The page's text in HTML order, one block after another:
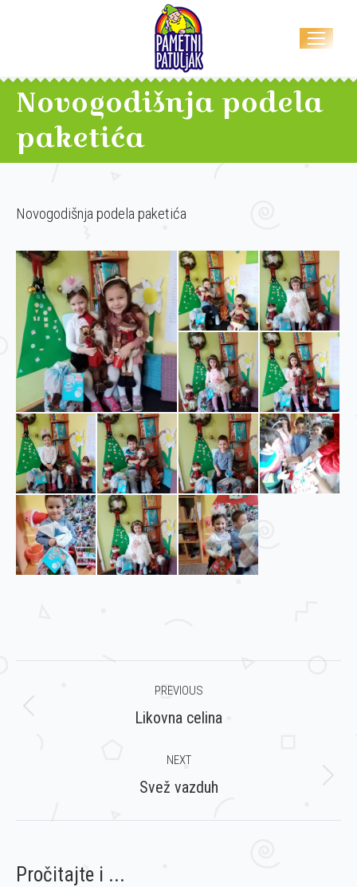
Novogodišnja podela
paketića
Novogodišnja podela paketića
navigation
PREVIOUS
Previous
Likovna celina
NEXT
Next
Svež vazduh
Pročitajte i ...